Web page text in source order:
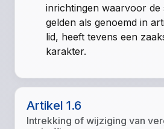
inrichtingen waarvoor de
gelden als genoemd in
lid, heeft tevens een
karakter.
Artikel 1.6
Intrekking of wijziging van